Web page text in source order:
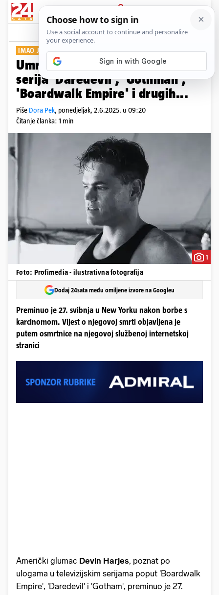
PRIJAVA
Show Komentari
IMAO JE 41 GODINU
Umro je Devin Harjes, glumac iz
serija 'Daredevil', 'Gothman',
'Boardwalk Empire' i drugih...
Piše Dora Pek, ponedjeljak, 2.6.2025. u 09:20
Čitanje članka: 1 min
1
Foto: Profimedia - ilustrativna fotografija
Dodaj 24sata među omiljene izvore na Googleu
Preminuo je 27. svibnja u New Yorku nakon borbe s
karcinomom. Vijest o njegovoj smrti objavljena je
putem osmrtnice na njegovoj službenoj internetskoj
stranici
Američki glumac Devin Harjes, poznat po
ulogama u televizijskim serijama poput 'Boardwalk
Empire', 'Daredevil' i 'Gotham', preminuo je 27.